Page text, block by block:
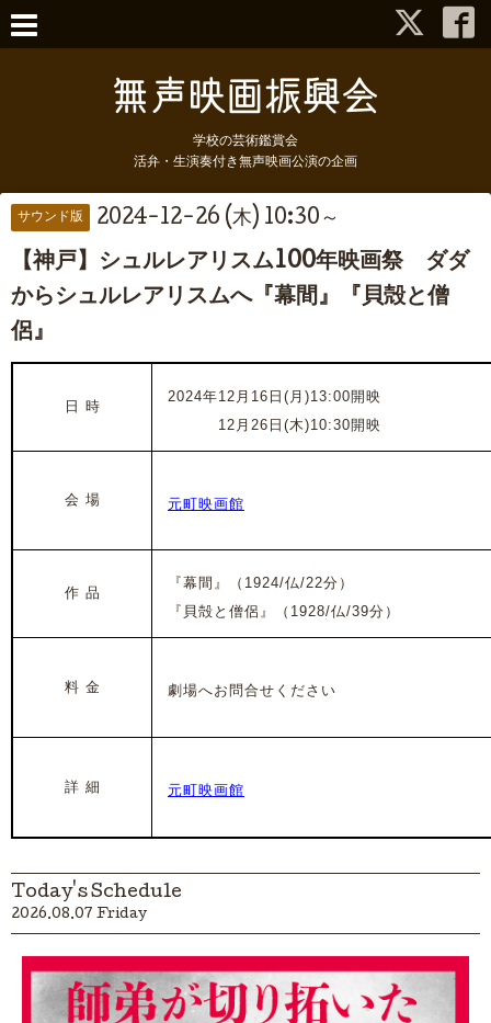
学校の芸術鑑賞会
活弁・生演奏付き無声映画公演の企画
サウンド版 2024-12-26 (木) 10:30～
【神戸】シュルレアリスム100年映画祭 ダダ
からシュルレアリスムへ『幕間』『貝殻と僧
侶』
日 時
2024年12月16日(月)13:00開映
12月26日(木)10:30開映
会 場 元町映画館
作 品
『幕間』
（1924/仏/22分）
『貝殻と僧侶』（1928/仏/39分）
料 金 劇場へお問合せください
詳 細 元町映画館
Today's Schedule
2026.08.07 Friday